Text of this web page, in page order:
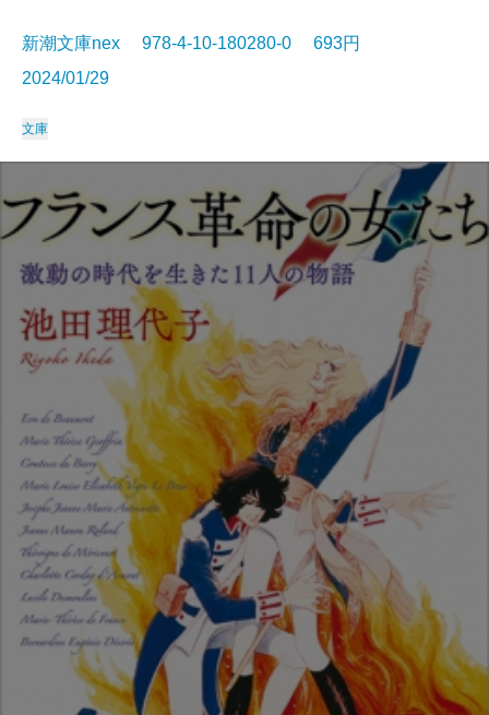
新潮文庫nex 978-4-10-180280-0 693円
2024/01/29
文庫